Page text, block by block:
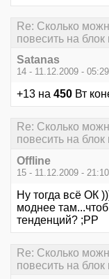
Re: Сколько
повесить на блок
Satanas
14 - 11.12.2009 - 05:29
+13 на 450 Вт
Re: Сколько
повесить на блок
Offline
15 - 11.12.2009 - 21:10
Ну тогда всё ОК
моднее
тенденций? ;РР
Re: Сколько
повесить на блок